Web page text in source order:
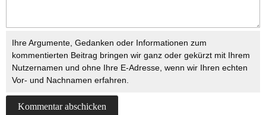
Ihre Argumente, Gedanken oder Informationen zum
kommentierten Beitrag bringen wir ganz oder gekürzt mit Ihrem
Nutzernamen und ohne Ihre E-Adresse, wenn wir Ihren echten
Vor- und Nachnamen erfahren.